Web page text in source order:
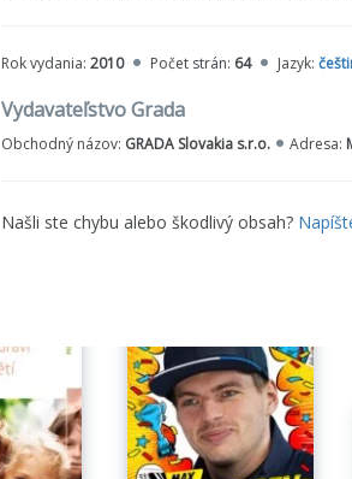
Rok vydania: 2010 Počet strán: 64 Jazyk:
Vydavateľstvo Grada
Obchodný názov: GRADA Slovakia s.r.o. Adresa:
Našli ste chybu alebo škodlivý obsah?